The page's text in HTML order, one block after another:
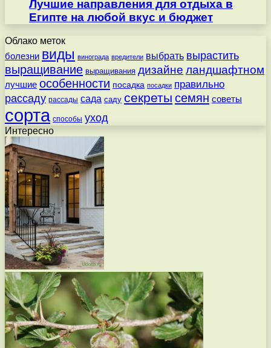
Лучшие направления для отдыха в
Египте на любой вкус и бюджет
Облако меток
болезни виды винограда вредители выбрать вырастить
выращивание выращивания дизайне ландшафтном
лучшие особенности посадка посадки правильно
рассаду рассады сада саду секреты семян советы
сорта способы уход
Интересно